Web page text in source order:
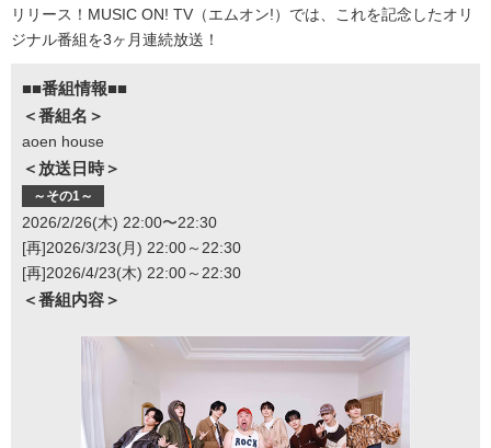
リリース！MUSIC ON! TV（エムオン!）では、これを記念したオリ
ジナル番組を3ヶ月連続放送！
■■番組情報■■
＜番組名＞
aoen house
＜放送日時＞
～その1～
2026/2/26(木) 22:00〜22:30
[再]2026/3/23(月) 22:00～22:30
[再]2026/4/23(木) 22:00～22:30
＜番組内容＞